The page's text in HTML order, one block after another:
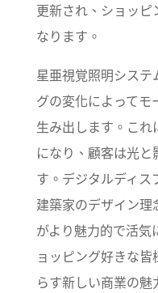
更新され、ショッ
なります。
星亜視覚照明システ
グの変化によってモ
生み出します。こ
になり、顧客は光
す。デジタルディス
建築家のデザイン
がより魅力的で活気
ョッピング好きな
らす新しい商業の